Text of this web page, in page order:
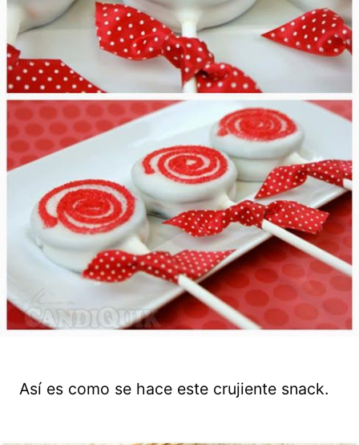
Así es como se hace este crujiente snack.